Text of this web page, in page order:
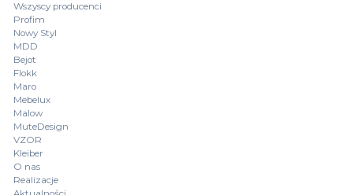
Wszyscy producenci
Profim
Nowy Styl
MDD
Bejot
Flokk
Maro
Mebelux
Malow
MuteDesign
VZOR
Kleiber
O nas
Realizacje